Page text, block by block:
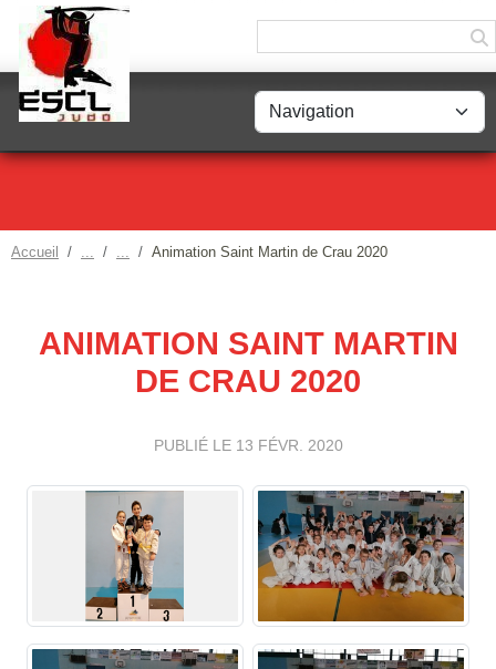
Accueil Animation Saint Martin de Crau 2020
ANIMATION SAINT MARTIN
DE CRAU 2020
PUBLIÉ LE 13 FÉVR. 2020
Panneau de gestion des cookies